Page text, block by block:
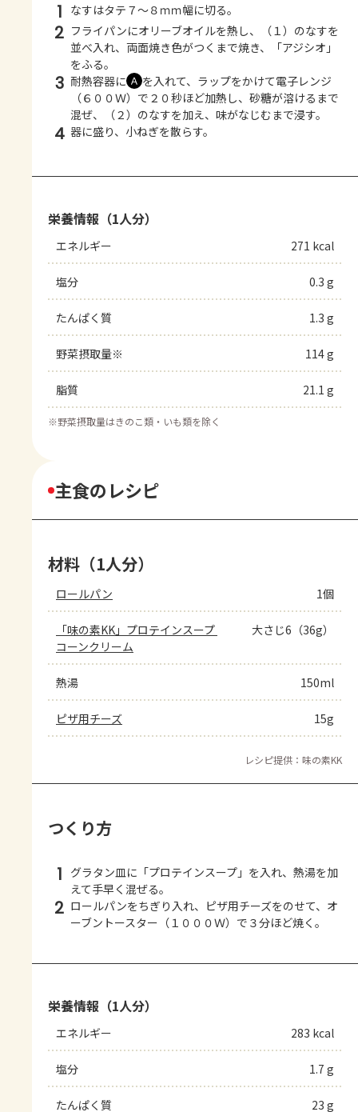
1 なすはタテ７～８ｍｍ幅に切る。
2 フライパンにオリーブオイルを熱し、（１）のなすを
並べ入れ、両面焼き色がつくまで焼き、「アジシオ」
をふる。
3 耐熱容器に Ａ を入れて、ラップをかけて電子レンジ
（６００Ｗ）で２０秒ほど加熱し、砂糖が溶けるまで
混ぜ、（２）のなすを加え、味がなじむまで浸す。
4 器に盛り、小ねぎを散らす。
栄養情報（1人分）
エネルギー 271 kcal
塩分 0.3 g
たんぱく質 1.3 g
野菜摂取量※ 114 g
脂質 21.1 g
※野菜摂取量はきのこ類・いも類を除く
主食のレシピ
材料（1人分）
ロールパン 1個
「味の素KK」プロテインスープ
コーンクリーム
大さじ6（36g）
熱湯 150ml
ピザ用チーズ 15g
レシピ提供：味の素KK
つくり方
1 グラタン皿に「プロテインスープ」を入れ、熱湯を加
えて手早く混ぜる。
2 ロールパンをちぎり入れ、ピザ用チーズをのせて、オ
ーブントースター（１０００Ｗ）で３分ほど焼く。
栄養情報（1人分）
エネルギー 283 kcal
塩分 1.7 g
たんぱく質 23 g